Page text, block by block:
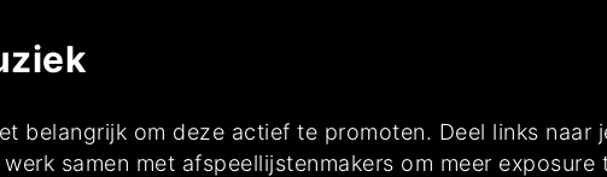
belangrijk om deze actief te promoten. Deel links naar
samen met afspeellijstenmakers om meer exposure